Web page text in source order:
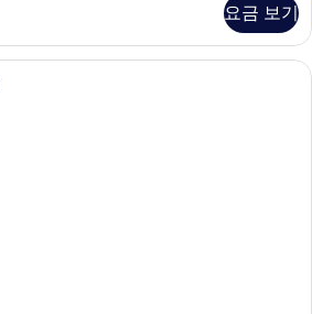
요금 보기
디럭스룸, 싱글침대 2개 | 이집트산 면